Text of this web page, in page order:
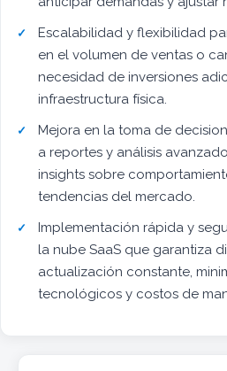
Escalabilidad y flexibilidad
en el volumen de ventas o
necesidad de inversiones
infraestructura física.
Mejora en la toma de
a reportes y análisis
insights sobre
tendencias del mercado.
Implementación rápida y
la nube SaaS que garantiza
actualización constante,
tecnológicos y costos de